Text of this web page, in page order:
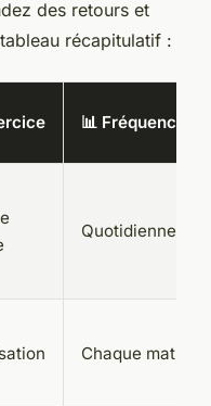
des retours et
récapitulatif :
📊 Fréquence
Quotidienne
Chaque matin